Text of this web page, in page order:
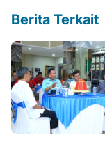
Berita Terkait